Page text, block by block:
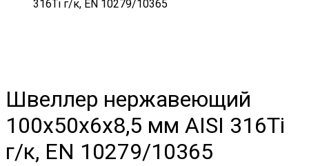
316Ti г/к, EN 10279/10365
Швеллер нержавеющий
100х50х6х8,5 мм AISI 316Ti
г/к, EN 10279/10365